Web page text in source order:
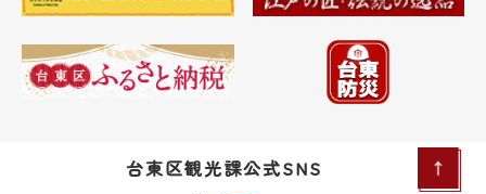
台東区観光課公式SNS